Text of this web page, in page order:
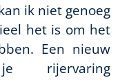
ik niet genoeg
het is om het
Een nieuw
rijervaring